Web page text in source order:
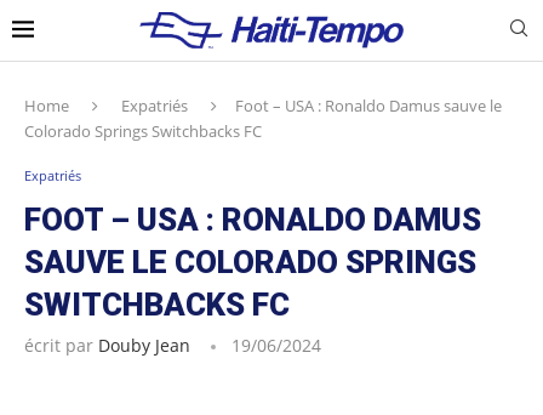
Home Expatriés
Foot – USA : Ronaldo Damus sauve le
Colorado Springs Switchbacks FC
Expatriés
FOOT – USA : RONALDO DAMUS
SAUVE LE COLORADO SPRINGS
SWITCHBACKS FC
écrit par Douby Jean 19/06/2024